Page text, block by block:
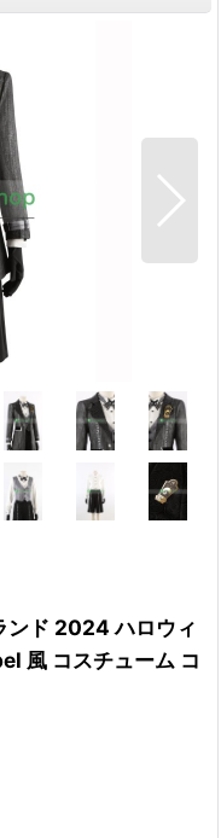
ンド 2024 ハロウィ
風 コスチューム コ